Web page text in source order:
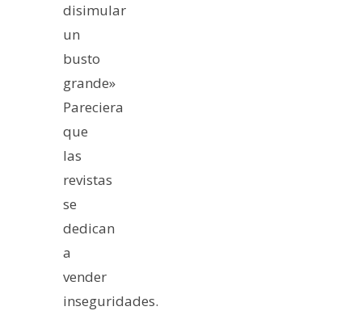
disimular
un
busto
grande»
Pareciera
que
las
revistas
se
dedican
a
vender
inseguridades.